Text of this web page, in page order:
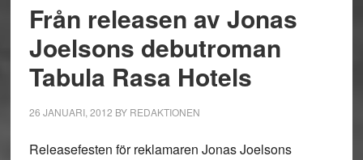
Från releasen av Jonas
Joelsons debutroman
Tabula Rasa Hotels
26 JANUARI, 2012 BY REDAKTIONEN
Releasefesten för reklamaren Jonas Joelsons